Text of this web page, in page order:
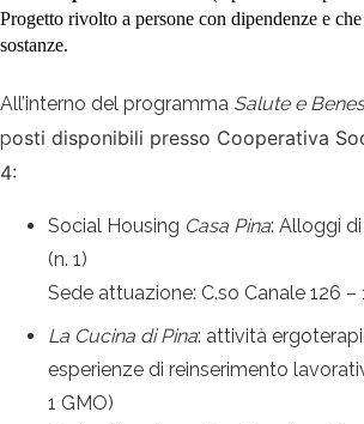
Progetto rivolto a persone con dipendenze e
sostanze.
All’interno del programma Salute e
posti disponibili presso Cooperativa
4:
Social Housing Casa Pina: Alloggi
(n. 1)
Sede attuazione: C.so Canale 126 –
La Cucina di Pina: attività
esperienze di reinserimento
1 GMO)